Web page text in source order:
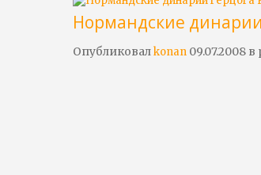
Нормандские
Опубликовалkonan 09.07.2008 в